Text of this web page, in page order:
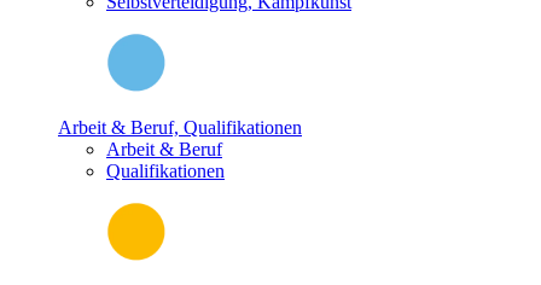
Arbeit & Beruf, Qualifikationen
Arbeit & Beruf
Qualifikationen